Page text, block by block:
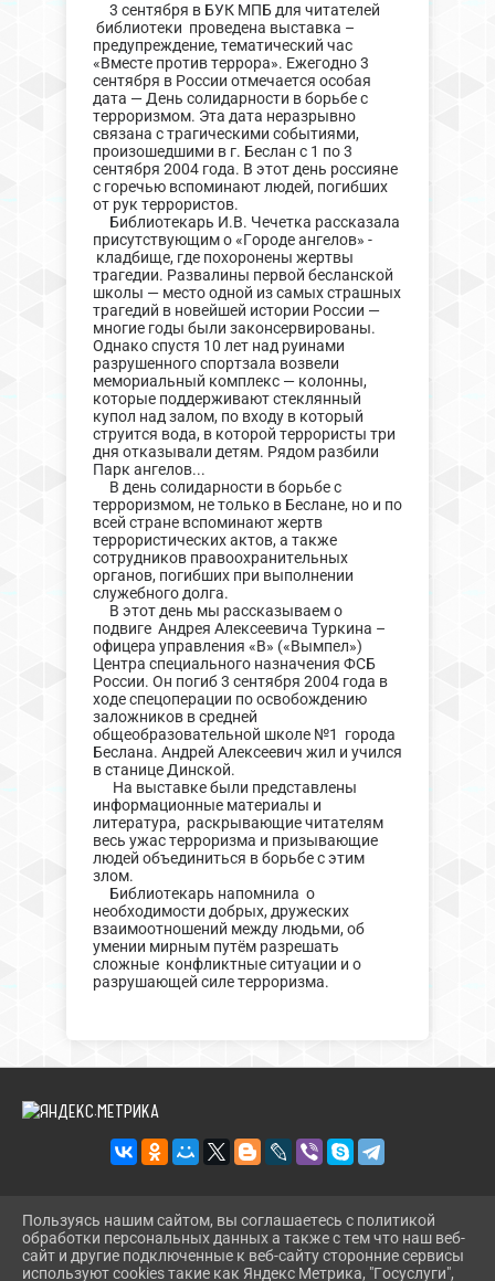
3 сентября в БУК МПБ для читателей
библиотеки проведена выставка –
предупреждение, тематический час
«Вместе против террора». Ежегодно 3
сентября в России отмечается особая
дата — День солидарности в борьбе с
терроризмом. Эта дата неразрывно
связана с трагическими событиями,
произошедшими в г. Беслан с 1 по 3
сентября 2004 года. В этот день россияне
с горечью вспоминают людей, погибших
от рук террористов.
Библиотекарь И.В. Чечетка рассказала
присутствующим о «Городе ангелов» -
кладбище, где похоронены жертвы
трагедии. Развалины первой бесланской
школы — место одной из самых страшных
трагедий в новейшей истории России —
многие годы были законсервированы.
Однако спустя 10 лет над руинами
разрушенного спортзала возвели
мемориальный комплекс — колонны,
которые поддерживают стеклянный
купол над залом, по входу в который
струится вода, в которой террористы три
дня отказывали детям. Рядом разбили
Парк ангелов...
В день солидарности в борьбе с
терроризмом, не только в Беслане, но и по
всей стране вспоминают жертв
террористических актов, а также
сотрудников правоохранительных
органов, погибших при выполнении
служебного долга.
В этот день мы рассказываем о
подвиге Андрея Алексеевича Туркина –
офицера управления «В» («Вымпел»)
Центра специального назначения ФСБ
России. Он погиб 3 сентября 2004 года в
ходе спецоперации по освобождению
заложников в средней
общеобразовательной школе №1 города
Беслана. Андрей Алексеевич жил и учился
в станице Динской.
На выставке были представлены
информационные материалы и
литература, раскрывающие читателям
весь ужас терроризма и призывающие
людей объединиться в борьбе с этим
злом.
Библиотекарь напомнила о
необходимости добрых, дружеских
взаимоотношений между людьми, об
умении мирным путём разрешать
сложные конфликтные ситуации и о
разрушающей силе терроризма.
2026 Г. DINBIBL.RU
ВХОД
КАРТА САЙТА
Пользуясь нашим сайтом, вы соглашаетесь с политикой
обработки персональных данных а также с тем что наш веб-
сайт и другие подключенные к веб-сайту сторонние сервисы
используют cookies такие как Яндекс Метрика, "Госуслуги",